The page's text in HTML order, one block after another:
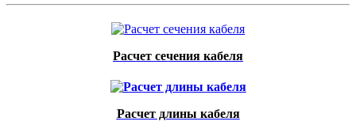
Расчет сечения кабеля
Расчет длины кабеля